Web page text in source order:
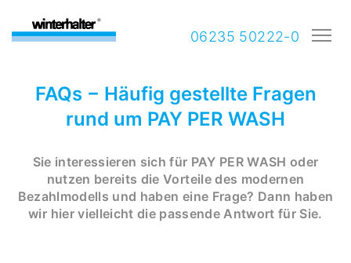
06235 50222-0
FAQs − Häufig gestellte Fragen
rund um PAY PER WASH
Sie interessieren sich für PAY PER WASH oder
nutzen bereits die Vorteile des modernen
Bezahlmodells und haben eine Frage? Dann haben
wir hier vielleicht die passende Antwort für Sie.